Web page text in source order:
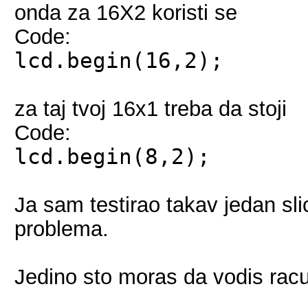
onda za 16X2 koristi se
Code:
lcd.begin(16,2);
za taj tvoj 16x1 treba da stoji
Code:
lcd.begin(8,2);
Ja sam testirao takav jedan
problema.
Jedino sto moras da vodis